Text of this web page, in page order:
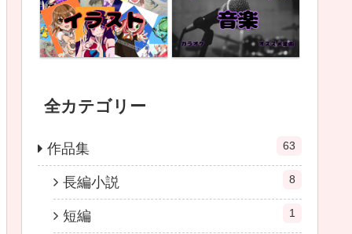
全カテゴリー
作品集 63
長編小説 8
短編 1